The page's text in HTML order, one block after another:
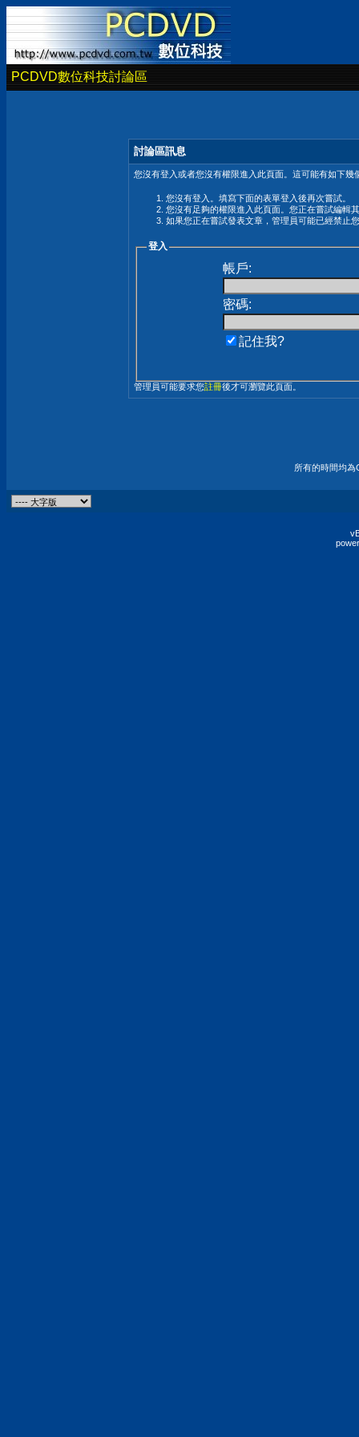
PCDVD數位科技討論區
討論區訊息
您沒有登入或者您沒有權限進入此頁面。這可能有如下幾
您沒有登入。填寫下面的表單登入後再次嘗試。
您沒有足夠的權限進入此頁面。您正在嘗試編輯
如果您正在嘗試發表文章，管理員可能已經禁止
登入
帳戶:
密碼:
記住我?
管理員可能要求您註冊後才可瀏覽此頁面。
所有的時間均為